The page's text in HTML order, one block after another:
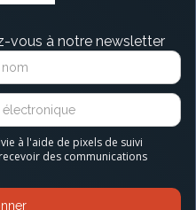
vous à notre newsletter
à l'aide de pixels de suivi
des communications